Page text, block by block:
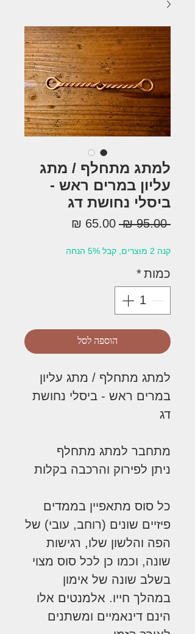
למתג מתחלף / מתג
עליון במרים ראש -
ביסלי נחושת דג
‏95.00 ‏₪
מחיר
קנה 2 מוצרים, קבל 5% הנחה
כמות*
הוספה לסל
למתג מתחלף / מתג עליון
במרים ראש - ביסלי נחושת
דג
מתחבר למתג מתחלף
ניתן לפירוק והרכבה בקלות
כל סוס מתאפיין בממדים
פיזיים שונים (רוחב, עובי) של
הפה והלשון שלו, רגישות
שונה, וכמו כן לכל סוס מצוי
בשלב שונה של אימון
במהלך חייו. אלמנטים אלו
הינם דינאמיים ומשתנים